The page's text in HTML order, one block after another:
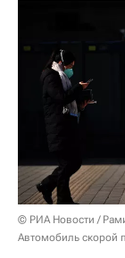
© РИА Новости /
Автомобиль скорой